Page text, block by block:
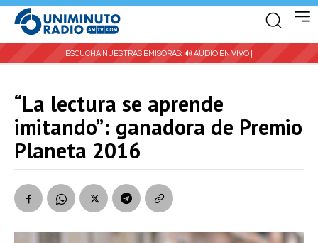
ESCUCHA NUESTRAS EMISORAS: 🔊 AUDIO EN VIVO |
“La lectura se aprende
imitando”: ganadora de Premio
Planeta 2016